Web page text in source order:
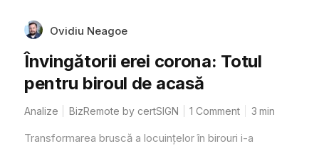
Ovidiu Neagoe
Învingătorii erei corona: Totul
pentru biroul de acasă
Analize BizRemote by certSIGN 1 Comment 3 min
Transformarea bruscă a locuințelor în birouri i-a